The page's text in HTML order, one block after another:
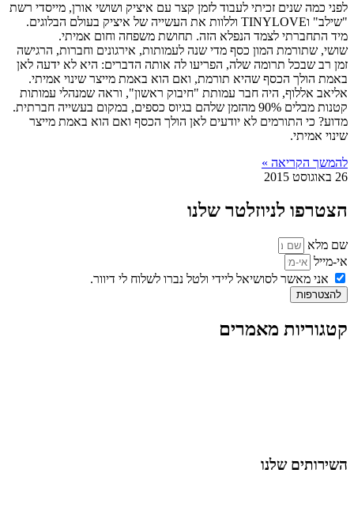
לפני כמה שנים זכיתי לעבוד לזמן קצר עם איציק ושושי אורן, מייסדי רשת
"שילב" וTINYLOVE וללוות את העשייה של איציק בעולם הבלוגים.
מיד התחברתי לצמד הנפלא הזה. תחושת משפחה וחום אמיתי.
שושי, שתורמת המון כסף מדי שנה לעמותות, אירגונים וחברות, הרגישה
זמן רב שבכל תרומה שלה, הפריעו לה אותה הדברים: היא לא ידעה לאן
באמת הולך הכסף שהיא תורמת, ואם הוא באמת מייצר שינוי אמיתי.
אליאב אללוף, היה חבר עמותת "חיבוק ראשון", וראה שמנהלי עמותות
קטנות מבלים 90% מהזמן שלהם בגיוס כספים, במקום בעשייה חברתית.
מדוע? כי התורמים לא יודעים לאן הולך הכסף ואם הוא באמת מייצר
שינוי אמיתי.
להמשך הקריאה »
26 באוגוסט 2015
הצטרפו לניוזלטר שלנו
שם מלא
אי-מייל
אני מאשר לסושיאל ליידי ולטל נברו לשלוח לי דיוור.
להצטרפות
קטגוריות מאמרים
השירותים שלנו